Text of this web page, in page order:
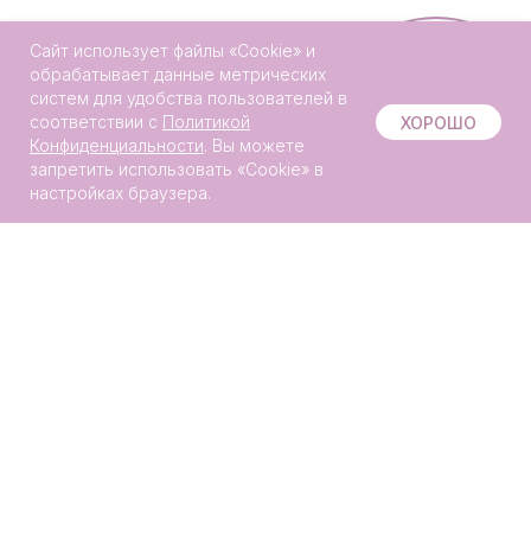
Онлайн-
запись
Сайт использует файлы «Сookie» и
обрабатывает данные метрических
систем для удобства пользователей в
соответствии с Политикой
Конфиденциальности. Вы можете
запретить использовать «Сookie» в
настройках браузера.
ХОРОШО